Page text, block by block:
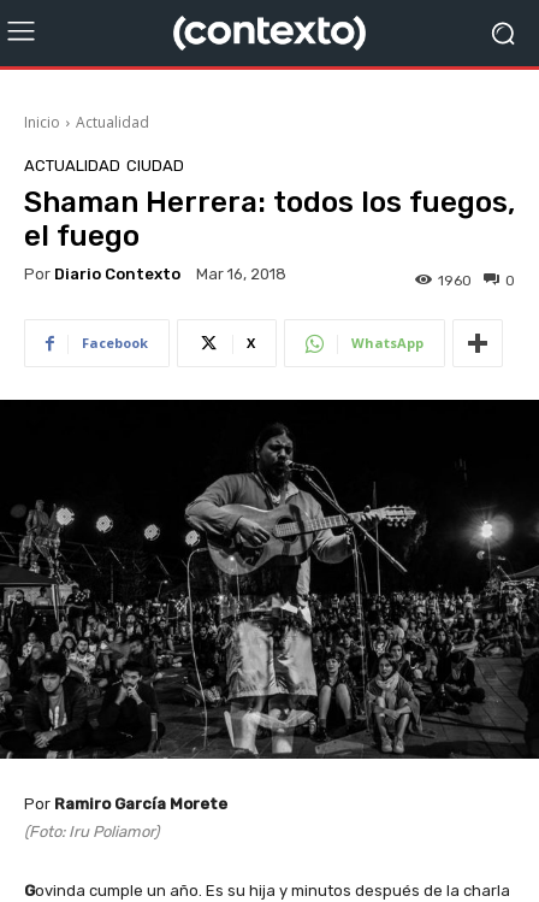
Inicio Actualidad
ACTUALIDAD CIUDAD
Shaman Herrera: todos los fuegos,
el fuego
Por Diario Contexto Mar 16, 2018 0
1960
Facebook X WhatsApp
Por Ramiro García Morete
(Foto: Iru Poliamor)
Govinda cumple un año. Es su hija y minutos después de la charla